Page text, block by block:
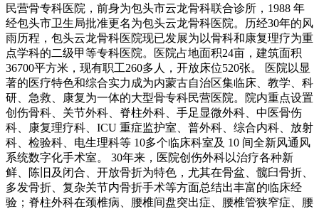
民营骨专科医院，前身为包头市云龙骨科联合诊所，1988 年
经包头市卫生局批准更名为包头云龙骨科医院。历经30年的风
雨历程，包头云龙骨科医院现已发展为以骨科和康复理疗为重
点学科的二级甲等专科医院。医院占地面积24亩，建筑面积
36700平方米，现有职工260多人，开放床位520张。 医院以显
著的医疗特色和综合实力成为内蒙古自治区集临床、教学、科
研、急救、康复为一体的大型骨专科民营医院。院内重点设置
创伤骨科、关节外科、脊柱外科、手足显微外科、中医骨伤
科、康复理疗科、ICU 重症监护室、普外科、综合内科、放射
科、检验科、电生理科等 10多个临床科室及 10 间全新风通风
系统数字化手术室。 30年来，医院创伤外科以治疗各种新
鲜、陈旧及闭合、开放骨折为特色，尤其在骨盆、髋臼骨折、
多发骨折、复杂关节内骨折手术等方面总结出丰富的临床经
验；脊柱外科在颈椎病、腰椎间盘突出症、腰椎管狭窄症、腰